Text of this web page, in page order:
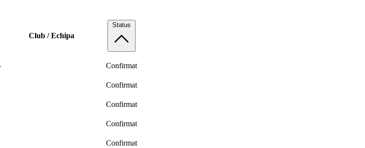
Club / Echipa
Status
Confirmat
Confirmat
Confirmat
Confirmat
Confirmat